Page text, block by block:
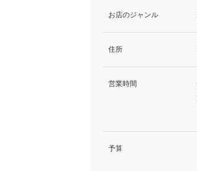
お店のジャンル
住所
営業時間
予算